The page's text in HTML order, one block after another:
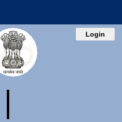
Login